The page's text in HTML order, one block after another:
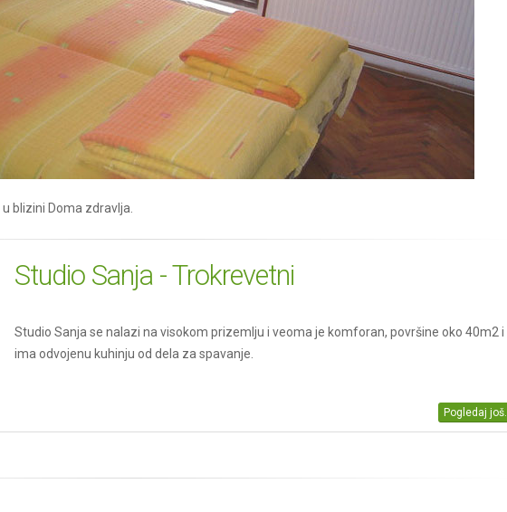
blizini Doma zdravlja.
Studio Sanja - Trokrevetni
Studio Sanja se nalazi na visokom prizemlju i veoma je komforan, površine oko 40m2 i
ima odvojenu kuhinju od dela za spavanje.
Pogledaj još...